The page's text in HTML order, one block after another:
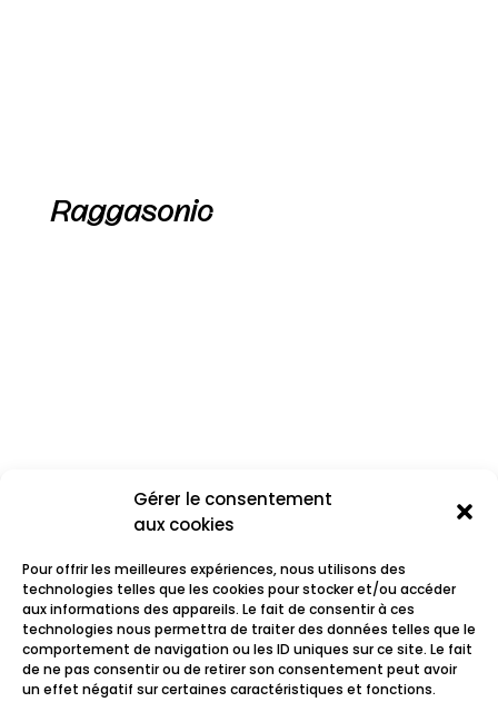
Gérer le consentement
aux cookies
Pour offrir les meilleures expériences, nous utilisons des
technologies telles que les cookies pour stocker et/ou accéder
aux informations des appareils. Le fait de consentir à ces
technologies nous permettra de traiter des données telles que le
comportement de navigation ou les ID uniques sur ce site. Le fait
de ne pas consentir ou de retirer son consentement peut avoir
un effet négatif sur certaines caractéristiques et fonctions.
Raggasonic
Prohibition